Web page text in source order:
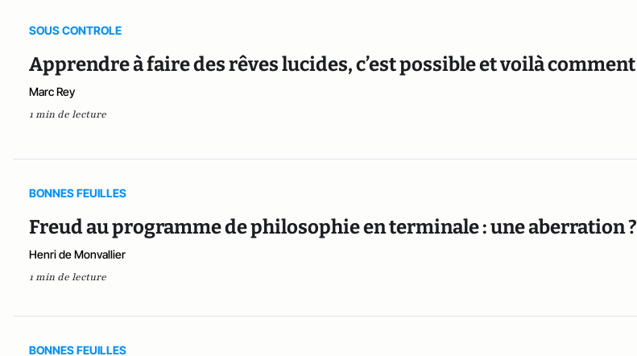
SOUS CONTROLE
Apprendre à faire des rêves lucides, c’est possible et voilà comment
Marc Rey
1 min de lecture
BONNES FEUILLES
Freud au programme de philosophie en terminale : une aberration ?
Henri de Monvallier
1 min de lecture
BONNES FEUILLES